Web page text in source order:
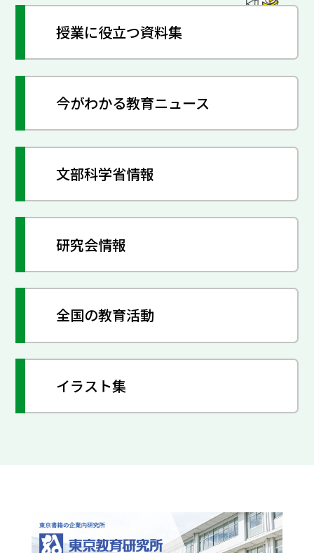
授業に役立つ資料集
今がわかる教育ニュース
文部科学省情報
研究会情報
全国の教育活動
イラスト集